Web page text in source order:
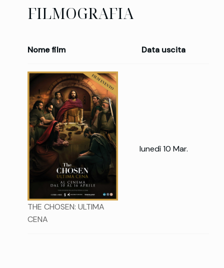
FILMOGRAFIA
Nome film Data uscita
THE CHOSEN: ULTIMA
CENA
lunedì 10 Mar.